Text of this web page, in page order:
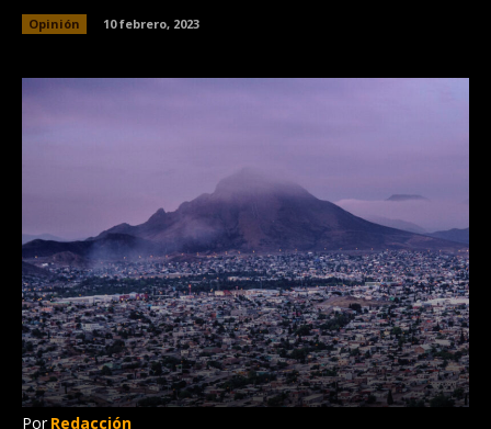
Opinión 10 febrero, 2023
Por Redacción